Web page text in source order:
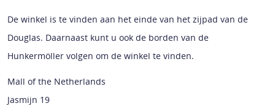
De winkel is te vinden aan het einde van het zijpad van de
Douglas. Daarnaast kunt u ook de borden van de
Hunkermöller volgen om de winkel te vinden.
Mall of the Netherlands
Jasmijn 19